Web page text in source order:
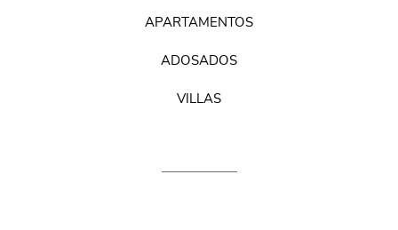
APARTAMENTOS
ADOSADOS
VILLAS